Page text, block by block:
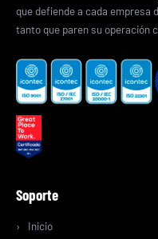
que defiende a cada empresa
tanto que paren su operación
Soporte
Inicio